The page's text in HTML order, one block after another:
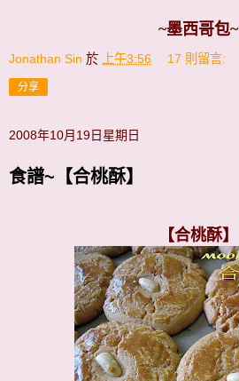
~墨西哥包~
Jonathan Sin 於 上午3:56 17 則留言:
分享
2008年10月19日星期日
食譜~【合桃酥】
【合桃酥】